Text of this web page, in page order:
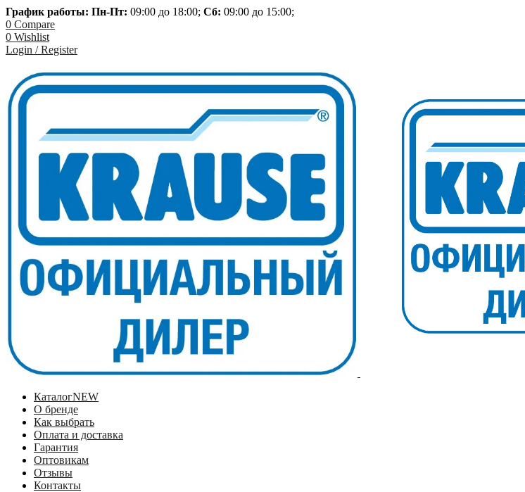
График работы: Пн-Пт: 09:00 до 18:00; Сб: 09:00 до 15:00;
0 Compare
0 Wishlist
Login / Register
КаталогNEW
О бренде
Как выбрать
Оплата и доставка
Гарантия
Оптовикам
Отзывы
Контакты